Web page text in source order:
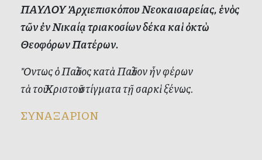
ΠΑΥΛΟΥ Ἀρχιεπισκόπου Νεοκαισαρείας, ἑνὸς
τῶν ἐν Νικαίᾳ τριακοσίων δέκα καὶ ὀκτὼ
Θεοφόρων Πατέρων.
Ὄντως ὁ Παῦλος κατὰ Παῦλον ἦν φέρων
τὰ τοῦ Χριστοῦ στίγματα τῇ σαρκὶ ξένως.
ΣΥΝΑΞΑΡΙΟΝ